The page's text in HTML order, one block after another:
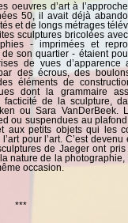
oeuvres d’art à
50, il avait déjà
et de longs métrages
sculptures bricolées
- imprimées et
son quartier - étaient
de vues d’apparence
des écrous, des
éléments de
dont la grammaire
de la sculpture,
ou Sara VanDerBeek.
ou suspendues au
aux petits objets qui les
pour l’art. C’est
de Jaeger ont
nature de la
occasion.
***